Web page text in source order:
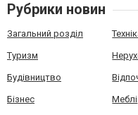
Рубрики новин
Загальний розділ
Туризм
Будівництво
Бізнес Меблі